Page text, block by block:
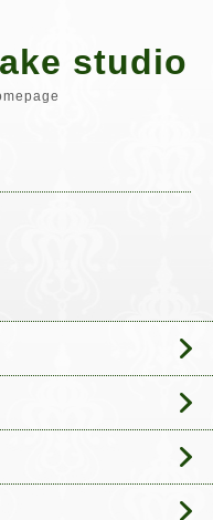
studio